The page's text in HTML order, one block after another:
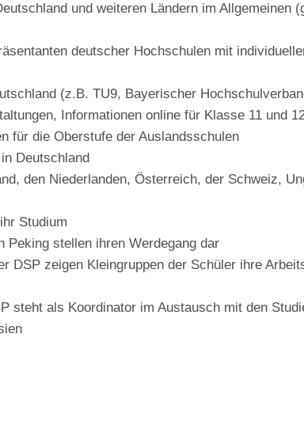
und weiteren Ländern im Allgemeinen
deutscher Hochschulen mit
(z.B. TU9, Bayerischer
Informationen online für Klasse 11 und
für die Oberstufe der Auslandsschulen
Deutschland
den Niederlanden, Österreich, der Schweiz,
Studium
Peking stellen ihren Werdegang dar
DSP zeigen Kleingruppen der Schüler ihre
steht als Koordinator im Austausch mit den